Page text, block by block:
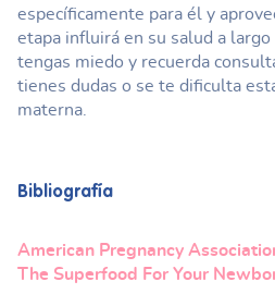
específicamente para él y
etapa influirá en su salud a
tengas miedo y recuerda
tienes dudas o se te dificulta
materna.
Bibliografía
American Pregnancy
The Superfood For Your